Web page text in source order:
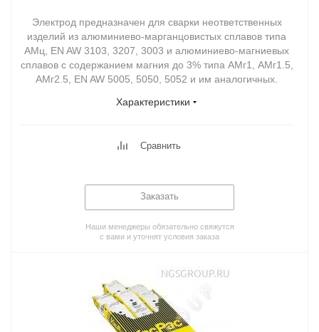
Электрод предназначен для сварки неответственных
изделий из алюминиево-марганцовистых сплавов типа
АМц, EN AW 3103, 3207, 3003 и алюминиево-магниевых
сплавов с содержанием магния до 3% типа АМг1, АМг1.5,
АМг2.5, EN AW 5005, 5050, 5052 и им аналогичных.
Характеристики
Сравнить
Заказать
Наши менеджеры обязательно свяжутся
с вами и уточнят условия заказа